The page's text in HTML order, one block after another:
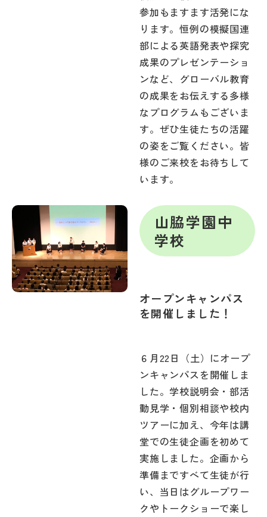
参加もますます活発にな
ります。恒例の模擬国連
部による英語発表や探究
成果のプレゼンテーショ
ンなど、グローバル教育
の成果をお伝えする多様
なプログラムもございま
す。ぜひ生徒たちの活躍
の姿をご覧ください。皆
様のご来校をお待ちして
います。
山脇学園中
学校
オープンキャンパス
を開催しました！
６月22日（土）にオープ
ンキャンパスを開催しま
した。学校説明会・部活
動見学・個別相談や校内
ツアーに加え、今年は講
堂での生徒企画を初めて
実施しました。企画から
準備まですべて生徒が行
い、当日はグループワー
クやトークショーで楽し